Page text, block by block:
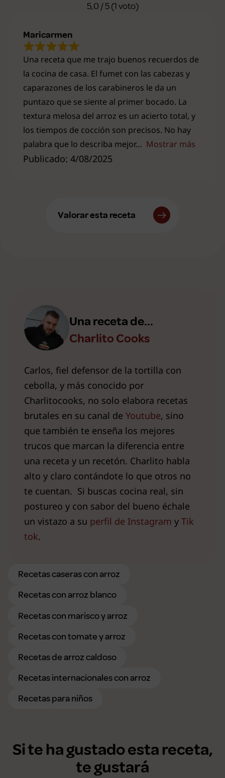
5,0 / 5 (1 voto)
Publicado: 4/08/2025
Una receta que me trajo buenos recuerdos de
la cocina de casa. El fumet con las cabezas y
caparazones de los carabineros le da un
puntazo que se siente al primer bocado. La
textura melosa del arroz es un acierto total, y
los tiempos de cocción son precisos. No hay
palabra que lo describa mejor
Mostrar más
Maricarmen
Valorar esta receta
Una receta de...
Charlito Cooks
Carlos, fiel defensor de la tortilla con
cebolla, y más conocido por
Charlitocooks, no solo elabora recetas
brutales en su canal de Youtube, sino
que también te enseña los mejores
trucos que marcan la diferencia entre
una receta y un recetón. Charlito habla
alto y claro contándote lo que otros no
te cuentan. Si buscas cocina real, sin
postureo y con sabor del bueno échale
un vistazo a su perfil de Instagram y Tik
tok.
Recetas caseras con arroz
Recetas con arroz blanco
Recetas con marisco y arroz
Recetas con tomate y arroz
Recetas de arroz caldoso
Recetas internacionales con arroz
Recetas para niños
Si te ha gustado esta receta,
te gustará